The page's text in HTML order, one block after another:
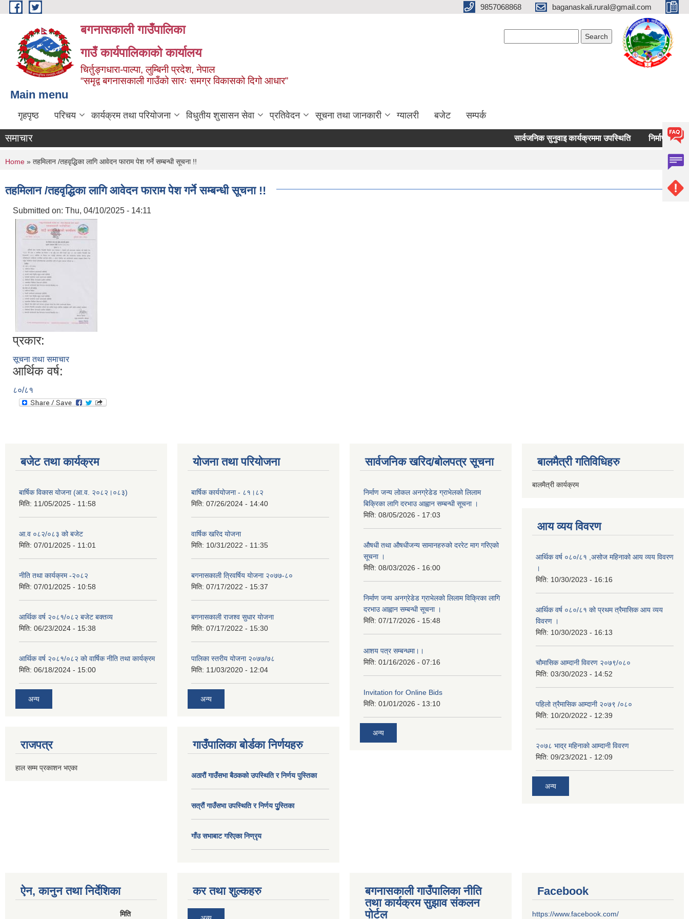
Skip to main content 9857068868 baganaskali.rural@gmail.com
बगनासकाली गाउँपालिका
गाउँ कार्यपालिकाको कार्यालय
चिर्तुङ्गधारा-पाल्पा, लुम्बिनी प्रदेश, नेपाल
“समृद्व बगनासकाली गाउँको सारः समग्र विकासको दिगो आधार”
Main menu
गृहपृष्ठ परिचय कार्यक्रम तथा परियोजना विधुतीय शुसासन सेवा प्रतिवेदन सूचना तथा जानकारी ग्यालरी बजेट सम्पर्क
समाचार सार्वजनिक सुनुवाइ कार्यक्रममा उपस्थिति निर्माण जन्य लोकल
You are here
Home » तहमिलान /तहवृद्धिका लागि आवेदन फाराम पेश गर्ने सम्बन्धी सूचना !!
तहमिलान /तहवृद्धिका लागि आवेदन फाराम पेश गर्ने सम्बन्धी सूचना !!
Submitted on: Thu, 04/10/2025 - 14:11
प्रकार:
सूचना तथा समाचार
आर्थिक वर्ष:
८०/८१
बजेट तथा कार्यक्रम
बार्षिक विकास योजना (आ.व. २०८२।०८३)
मिति: 11/05/2025 - 11:58
आ.व ०८२/०८३ को बजेट
मिति: 07/01/2025 - 11:01
नीति तथा कार्यक्रम -२०८२
मिति: 07/01/2025 - 10:58
आर्थिक वर्ष २०८१/०८२ बजेट बक्तव्य
मिति: 06/23/2024 - 15:38
आर्थिक वर्ष २०८१/०८२ काे वार्षिक नीति तथा कार्यक्रम
मिति: 06/18/2024 - 15:00
अन्य
राजपत्र
हाल सम्म प्रकाशन भएका
योजना तथा परियोजना
बार्षिक कार्ययोजना - ८१।८२
मिति: 07/26/2024 - 14:40
वार्षिक खरिद योजना
मिति: 10/31/2022 - 11:35
बगनासकाली त्रिवर्षिय याेजना २०७७-८०
मिति: 07/17/2022 - 15:37
बगनासकाली राजश्व सुधार याेजना
मिति: 07/17/2022 - 15:30
पालिका स्तरीय योजना २०७७/७८
मिति: 11/03/2020 - 12:04
अन्य
गाउँपालिका बोर्डका निर्णयहरु
अठाराैं गाउँसभा बैठकको उपस्थिति र निर्णय पुस्तिका
सत्राैं गाउँसभा उपस्थिति र निर्णय पुु्स्तिका
गाँउ सभाबाट गरिएका निण्रृय
सार्वजनिक खरिद/बोलपत्र सूचना
निर्माण जन्य लोकल अनग्रेडेड ग्राभेलको लिलाम
बिक्रिका लागि दरभाउ आह्वान सम्बन्धी सूचना ।
मिति: 08/05/2026 - 17:03
औषधी तथा औषधीजन्य सामानहरुको दररेट माग गरिएको
सूचना ।
मिति: 08/03/2026 - 16:00
निर्माण जन्य अनग्रेडेड ग्राभेलको लिलाम विक्रिका लागि
दरभाउ आह्वान सम्बन्धी सूचना ।
मिति: 07/17/2026 - 15:48
आशय पत्र सम्बन्धमा।।
मिति: 01/16/2026 - 07:16
Invitation for Online Bids
मिति: 01/01/2026 - 13:10
अन्य
बालमैत्री गतिविधिहरु
बालमैत्री कार्यक्रम
आय व्यय विवरण
आर्थिक वर्ष ०८०/८१ ,असोज महिनाको आय व्यय विवरण
।
मिति: 10/30/2023 - 16:16
आर्थिक वर्ष ०८०/८१ को प्रथम त्रैमासिक आय व्यय
विवरण ।
मिति: 10/30/2023 - 16:13
चौमासिक आम्दानी विवरण २०७९/०८०
मिति: 03/30/2023 - 14:52
पहिलो त्रैमासिक आम्दानी २०७९ /०८०
मिति: 10/20/2022 - 12:39
२०७८ भाद्र महिनाकाे आम्दानी विवरण
मिति: 09/23/2021 - 12:09
अन्य
ऐन, कानुन तथा निर्देशिका
मिति
कर तथा शुल्कहरु
बगनासकाली गाउँपालिका नीति
तथा कार्यक्रम सुझाव संकलन
पोर्टल
Facebook
https://www.facebook.com/